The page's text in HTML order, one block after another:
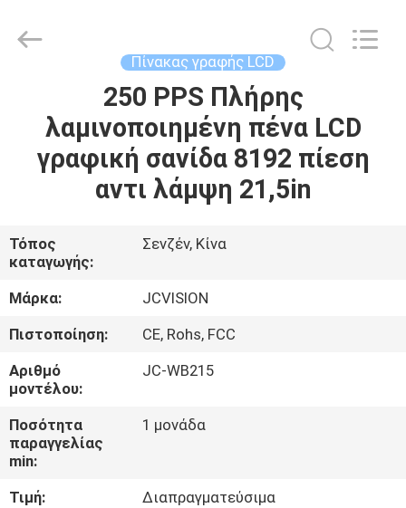
ΠΡΟΪΌΝΤΑ
ΜΕ
ΕΜΆΣ
ΕΠΙΣΚΈΨΕΙΣ
ΣΤΟ
ΕΡΓΟΣΤΆΣΙΟ
ΈΛΕΓΧΟΣ
ΠΟΙΌΤΗΤΑΣ
Interactive
Technology
Πίνακας γραφής LCD
250 PPS Πλήρης
λαμινοποιημένη πένα LCD
γραφική σανίδα 8192 πίεση
αντι λάμψη 21,5in
Τόπος
καταγωγής:
Σενζέν, Κίνα
Μάρκα:
JCVISION
Πιστοποίηση:
CE, Rohs, FCC
Αριθμό
μοντέλου:
JC-WB215
Ποσότητα
παραγγελίας
min:
1 μονάδα
Τιμή:
Διαπραγματεύσιμα